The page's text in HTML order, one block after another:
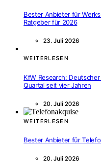
Bester Anbieter für
Ratgeber für 2026
23. Juli 2026
WEITERLESEN
KfW Research:
Quartal seit vier Jahren
20. Juli 2026
WEITERLESEN
Bester Anbieter für
20. Juli 2026